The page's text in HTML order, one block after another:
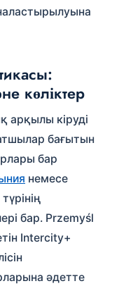
көліктер
арқылы кіруді
бағытын
бар
немесе
бар. Przemyśl
Intercity+
әдетте